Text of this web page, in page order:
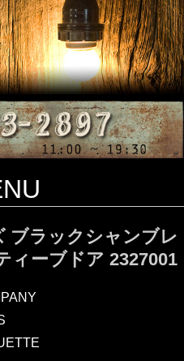
ブラックシャンブレ
ィーブドア 2327001